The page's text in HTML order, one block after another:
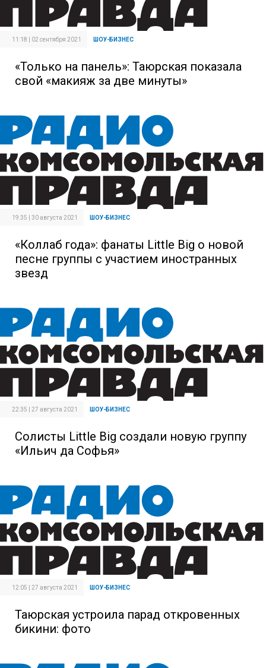
11:18 | 02 сентября 2021 ШОУ-БИЗНЕС
«Только на панель»: Таюрская показала
свой «макияж за две минуты»
19:35 | 30 августа 2021 ШОУ-БИЗНЕС
«Коллаб года»: фанаты Little Big о новой
песне группы с участием иностранных
звезд
22:35 | 27 августа 2021 ШОУ-БИЗНЕС
Солисты Little Big создали новую группу
«Ильич да Софья»
12:05 | 27 августа 2021 ШОУ-БИЗНЕС
Таюрская устроила парад откровенных
бикини: фото